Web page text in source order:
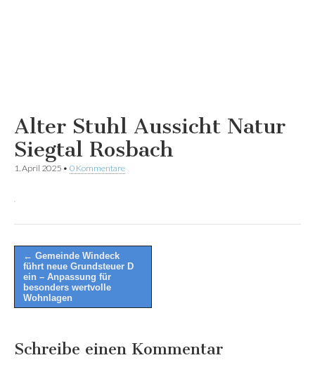
Alter Stuhl Aussicht Natur
Siegtal Rosbach
1. April 2025 • 0 Kommentare
Post
navigation
← Gemeinde Windeck
führt neue Grundsteuer D
ein – Anpassung für
besonders wertvolle
Wohnlagen
Schreibe einen Kommentar